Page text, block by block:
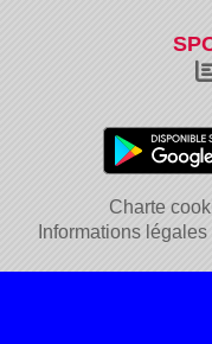
Charte
Informations légales